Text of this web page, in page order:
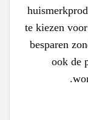
te kiezen
besparen
ook de